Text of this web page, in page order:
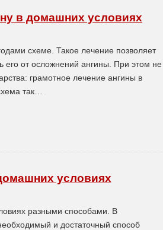
в домашних условиях
схеме. Такое лечение позволяет
его от осложнений ангины. При этом не
грамотное лечение ангины в
так…
условиях
разными способами. В
и достаточный способ